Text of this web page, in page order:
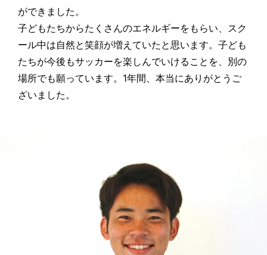
ができました。
子どもたちからたくさんのエネルギーをもらい、スク
ール中は自然と笑顔が増えていたと思います。子ども
たちが今後もサッカーを楽しんでいけることを、別の
場所でも願っています。1年間、本当にありがとうご
ざいました。